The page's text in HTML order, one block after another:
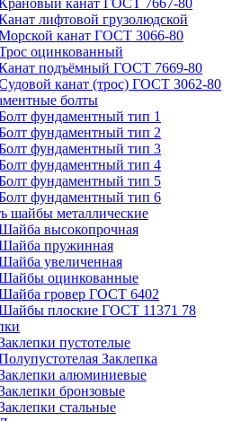
канат ГОСТ 7667-80
лифтовой грузолюдской
канат ГОСТ 3066-80
оцинкованный
подъёмный ГОСТ 7669-80
канат (трос) ГОСТ 3062-80
болты
фундаментный тип 1
фундаментный тип 2
фундаментный тип 3
фундаментный тип 4
фундаментный тип 5
фундаментный тип 6
шайбы металлические
высокопрочная
пружинная
увеличенная
оцинкованные
гровер ГОСТ 6402
плоские ГОСТ 11371 78
пустотелые
Заклепка
алюминиевые
бронзовые
стальные